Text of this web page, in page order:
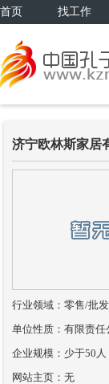
首页 找工作
济宁欧林斯家居
行业领域：零售/批发
单位性质：有限责任
企业规模：少于50人
网站主页：无